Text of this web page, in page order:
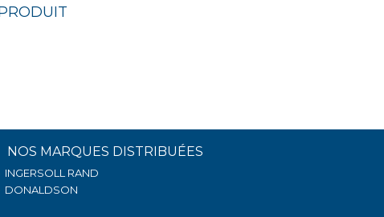
NOS MARQUES DISTRIBUÉES
INGERSOLL RAND
DONALDSON